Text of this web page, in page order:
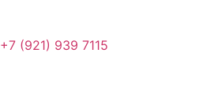
+7 (921) 939 7115